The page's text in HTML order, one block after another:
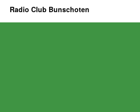
Radio Club Bunschoten